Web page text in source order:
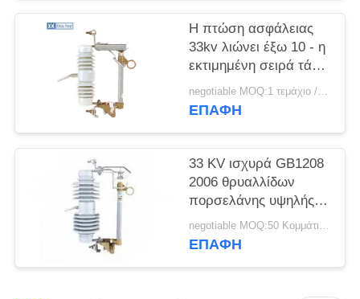
Η πτώση ασφάλειας
33kv λιώνει έξω 10 - η
εκτιμημένη σειρά τάση
15KV μπορεί να είναι
διαθέσιμη
negotiable MOQ:1 τεμάχιο / Τεμάχια
ΕΠΑΦΉ
33 KV ισχυρά GB1208
2006 θρυαλλίδων
πορσελάνης υψηλής
τάσης πρότυπα
διακοπής
negotiable MOQ:50 Κομμάτι / Τεμάχια
ΕΠΑΦΉ